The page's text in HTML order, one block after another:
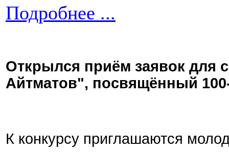
Подробнее ...
Открылся приём заявок для
Айтматов", посвящённый
К конкурсу приглашаются